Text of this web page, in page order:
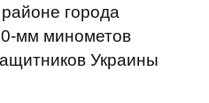
города
мм минометов
Украины